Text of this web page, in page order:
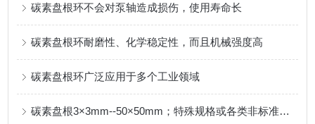
碳素盘根环不会对泵轴造成损伤，使用寿命长
碳素盘根环耐磨性、化学稳定性，而且机械强度高
碳素盘根环广泛应用于多个工业领域
碳素盘根3×3mm--50×50mm；特殊规格或各类非标准产品可按客户要求制定